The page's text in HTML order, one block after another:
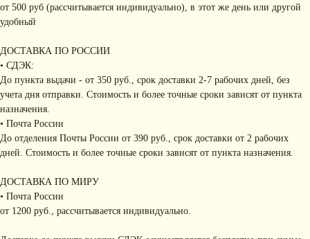
от 500 руб (рассчитывается индивидуально), в этот же день или другой
удобный
ДОСТАВКА ПО РОССИИ
• СДЭК:
До пункта выдачи - от 350 руб., срок доставки 2-7 рабочих дней, без
учета дня отправки. Стоимость и более точные сроки зависят от пункта
назначения.
• Почта России
До отделения Почты России от 390 руб., срок доставки от 2 рабочих
дней. Стоимость и более точные сроки зависят от пункта назначения.
ДОСТАВКА ПО МИРУ
• Почта России
от 1200 руб., рассчитывается индивидуально.